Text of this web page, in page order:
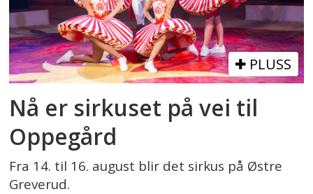
PLUSS
Nå er sirkuset på vei til
Oppegård
Fra 14. til 16. august blir det sirkus på Østre
Greverud.